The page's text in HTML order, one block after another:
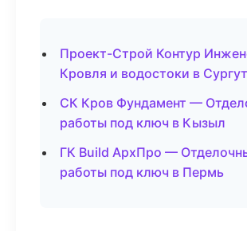
Проект-Строй Контур
Кровля и водостоки в Сургут
СК Кров Фундамент —
работы под ключ в Кызыл
ГК Build АрхПро —
работы под ключ в Пермь